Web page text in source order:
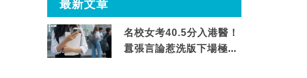
最新文章
名校女考40.5分入港醫！
囂張言論惹洗版下場極震